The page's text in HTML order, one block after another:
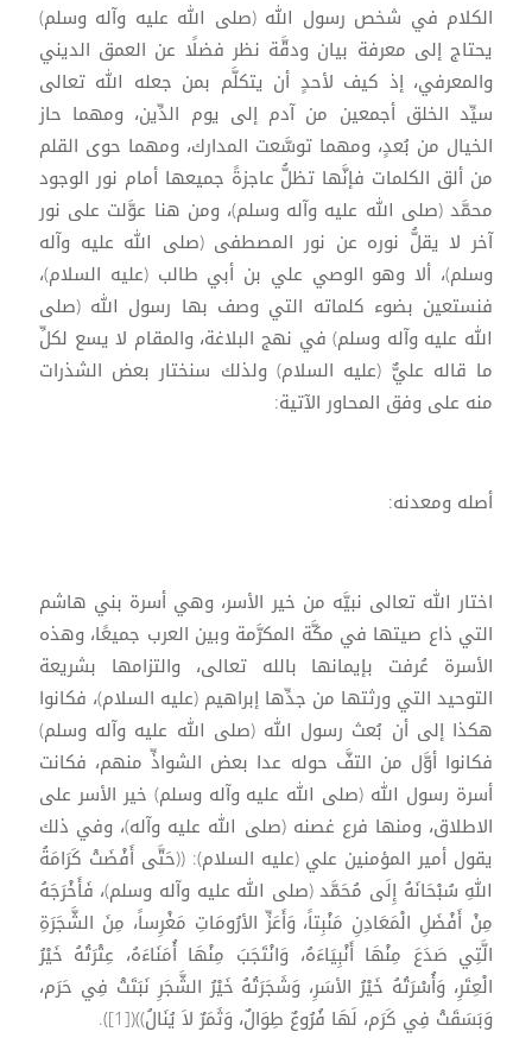
الكلام في شخص رسول الله (صلى الله عليه وآله وسلم)
يحتاج إلى معرفة بيان ودقَّة نظر فضلًا عن العمق الديني
والمعرفي، إذ كيف لأحدٍ أن يتكلَّم بمن جعله الله تعالى
سيِّد الخلق أجمعين من آدم إلى يوم الدِّين، ومهما حاز
الخيال من بُعدٍ، ومهما توسَّعت المدارك، ومهما حوى القلم
من ألق الكلمات فإنَّها تظلُّ عاجزةً جميعها أمام نور الوجود
محمَّد (صلى الله عليه وآله وسلم)، ومن هنا عوَّلت على نور
آخر لا يقلُّ نوره عن نور المصطفى (صلى الله عليه وآله
وسلم)، ألا وهو الوصي علي بن أبي طالب (عليه السلام)،
فنستعين بضوء كلماته التي وصف بها رسول الله (صلى
الله عليه وآله وسلم) في نهج البلاغة، والمقام لا يسع لكلِّ
ما قاله عليٌّ (عليه السلام) ولذلك سنختار بعض الشذرات
منه على وفق المحاور الآتية:
أصله ومعدنه:
اختار الله تعالى نبيَّه من خير الأسر، وهي أسرة بني هاشم
التي ذاع صيتها في مكَّة المكرَّمة وبين العرب جميعًا، وهذه
الأسرة عُرفت بإيمانها بالله تعالى، والتزامها بشريعة
التوحيد التي ورثتها من جدِّها إبراهيم (عليه السلام)، فكانوا
هكذا إلى أن بُعث رسول الله (صلى الله عليه وآله وسلم)
فكانوا أوَّل من التفَّ حوله عدا بعض الشواذِّ منهم، فكانت
أسرة رسول الله (صلى الله عليه وآله وسلم) خير الأسر على
الاطلاق، ومنها فرع غصنه (صلى الله عليه وآله)، وفي ذلك
يقول أمير المؤمنين علي (عليه السلام): ((حَتَّى أَفْضَتْ كَرَامَةُ
اللهِ سُبْحَانَهُ إِلَى مُحَمَّد (صلى الله عليه وآله وسلم)، فَأَخْرَجَهُ
مِنْ أَفْضَلِ الْمَعَادِنِ مَنْبِتاً، وَأَعَزِّ الأرُومَاتِ مَغْرِساً، مِنَ الشَّجَرَةِ
الَّتِي صَدَعَ مِنْهَا أَنْبِيَاءَهُ، وَانْتَجَبَ مِنْهَا أُمَنَاءَهُ، عِتْرَتُهُ خَيْرُ
الْعِتَرِ، وَأُسْرَتُهُ خَيْرُ الأسَرِ، وَشَجَرَتُهُ خَيْرُ الشَّجَرِ نَبَتَتْ فِي حَرَم،
وَبَسَقَتْ فِي كَرَم، لَهَا فُرُوعٌ طِوَالٌ، وَثَمَرٌ لاَ يُنَالُ))([1]).